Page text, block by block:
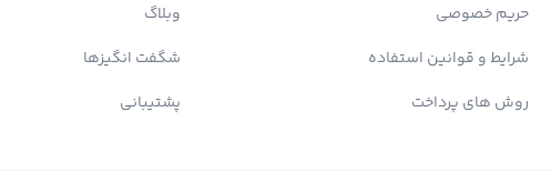
حریم خصوصی
شرایط و قوانین استفاده
روش های پرداخت
وبلاگ
شگفت انگیزها
پشتیبانی